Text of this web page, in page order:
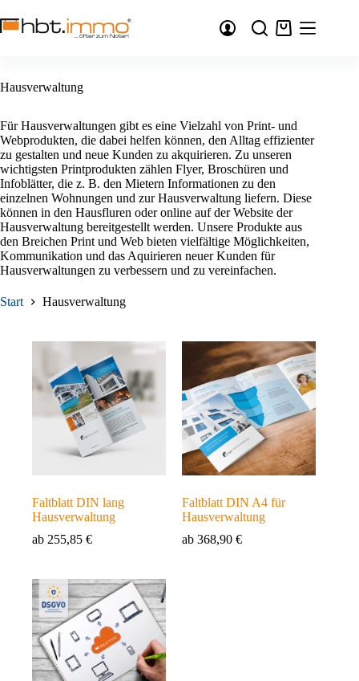
Inhalt
springen
Warenkorb
Hausverwaltung
Für Hausverwaltungen gibt es eine Vielzahl von Print- und
Webprodukten, die dabei helfen können, den Alltag effizienter
zu gestalten und neue Kunden zu akquirieren. Zu unseren
wichtigsten Printprodukten zählen Flyer, Broschüren und
Infoblätter, die z. B. den Mietern Informationen zu den
einzelnen Wohnungen und zur Hausverwaltung liefern. Diese
können in den Hausfluren oder online auf der Website der
Hausverwaltung bereitgestellt werden. Unsere Produkte aus
den Breichen Print und Web bieten vielfältige Möglichkeiten,
Kommunikation und das Aquirieren neuer Kunden für
Hausverwaltungen zu verbessern und zu vereinfachen.
Start Hausverwaltung
Faltblatt DIN lang
Hausverwaltung
ab 255,85 €
Faltblatt DIN A4 für
Hausverwaltung
ab368,90€